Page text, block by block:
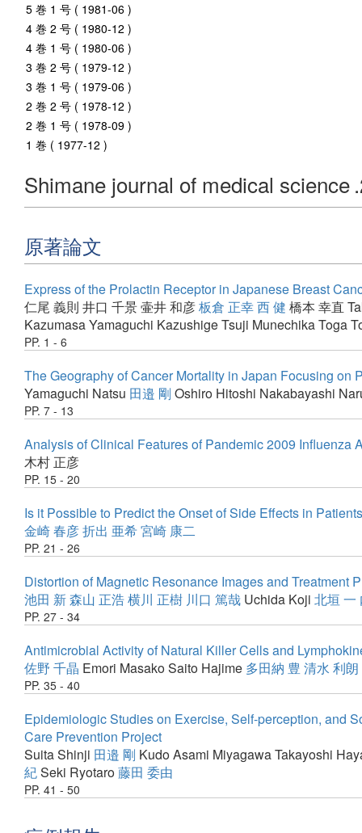
5 巻 1 号 ( 1981-06 )
4 巻 2 号 ( 1980-12 )
4 巻 1 号 ( 1980-06 )
3 巻 2 号 ( 1979-12 )
3 巻 1 号 ( 1979-06 )
2 巻 2 号 ( 1978-12 )
2 巻 1 号 ( 1978-09 )
1 巻 ( 1977-12 )
Shimane journal of medical science
原著論文
Express of the Prolactin Receptor in Japanese Breast
仁尾 義則 井口 千景壷井 和彦板倉 正幸西 健 橋本 幸直
KazumasaYamaguchi KazushigeTsuji MunechikaToga
PP. 1 - 6
The Geography of Cancer Mortality in Japan Focusing on
Yamaguchi Natsu 田邉 剛 Oshiro Hitoshi Nakabayashi
PP. 7 - 13
Analysis of Clinical Features of Pandemic 2009 Influenza
木村 正彦
PP. 15 - 20
Is it Possible to Predict the Onset of Side Effects in
金崎 春彦折出 亜希宮崎 康二
PP. 21 - 26
Distortion of Magnetic Resonance Images and Treatment
池田 新森山 正浩横川 正樹 川口 篤哉 Uchida Koji 北垣 一
PP. 27 - 34
Antimicrobial Activity of Natural Killer Cells and
佐野 千晶 Emori MasakoSaito Hajime 多田納 豊 清水 利朗
PP. 35 - 40
Epidemiologic Studies on Exercise, Self-perception, and
Care Prevention Project
Suita Shinji 田邉 剛 Kudo Asami Miyagawa Takayoshi
紀Seki Ryotaro藤田 委由
PP. 41 - 50